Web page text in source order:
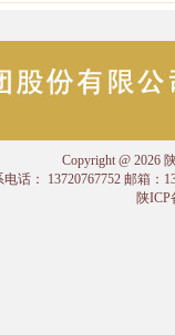
Copyright @ 2026
电话： 13720767752 邮箱：
陕ICP